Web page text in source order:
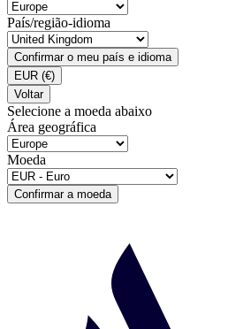
País/região-idioma
Confirmar o meu país e idioma
EUR (€)
Voltar
Selecione a moeda abaixo
Área geográfica
Moeda
Confirmar a moeda